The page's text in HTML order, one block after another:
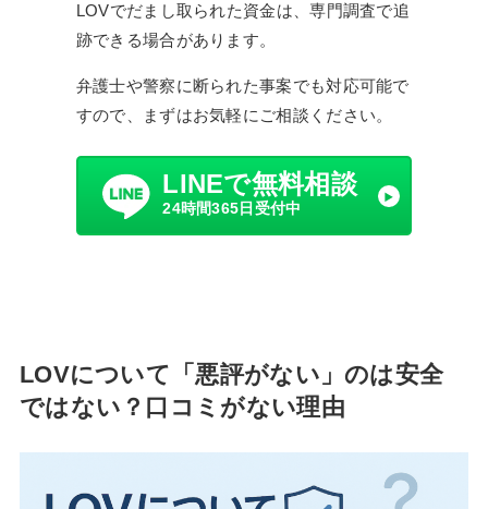
LOVでだまし取られた資金は、専門調査で追
跡できる場合があります。
弁護士や警察に断られた事案でも対応可能で
すので、まずはお気軽にご相談ください。
LINEで無料相談
24時間365日受付中
LOVについて「悪評がない」のは安全
ではない？口コミがない理由